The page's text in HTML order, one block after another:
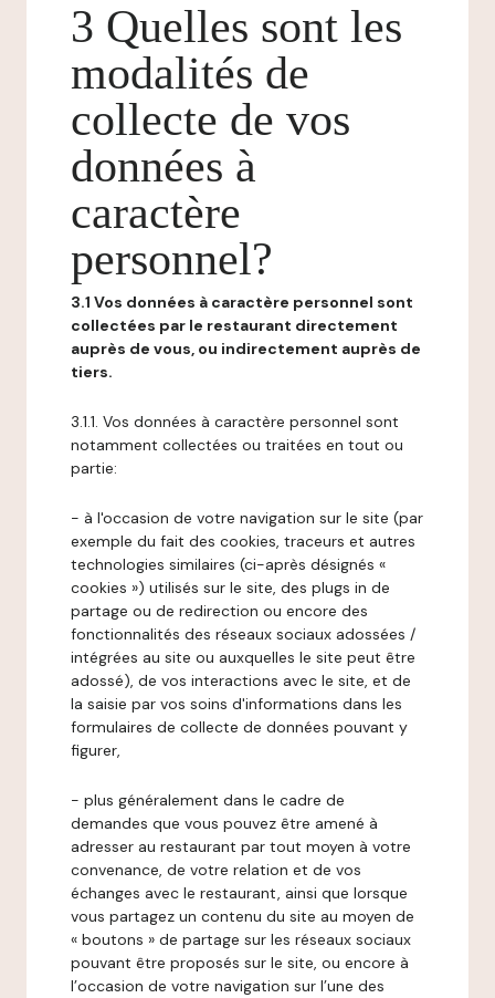
3 Quelles sont les
modalités de
collecte de vos
données à
caractère
personnel?
3.1 Vos données à caractère personnel sont
collectées par le restaurant directement
auprès de vous, ou indirectement auprès de
tiers.
3.1.1. Vos données à caractère personnel sont
notamment collectées ou traitées en tout ou
partie:
- à l'occasion de votre navigation sur le site (par
exemple du fait des cookies, traceurs et autres
technologies similaires (ci-après désignés «
cookies ») utilisés sur le site, des plugs in de
partage ou de redirection ou encore des
fonctionnalités des réseaux sociaux adossées /
intégrées au site ou auxquelles le site peut être
adossé), de vos interactions avec le site, et de
la saisie par vos soins d'informations dans les
formulaires de collecte de données pouvant y
figurer,
- plus généralement dans le cadre de
demandes que vous pouvez être amené à
adresser au restaurant par tout moyen à votre
convenance, de votre relation et de vos
échanges avec le restaurant, ainsi que lorsque
vous partagez un contenu du site au moyen de
« boutons » de partage sur les réseaux sociaux
pouvant être proposés sur le site, ou encore à
l’occasion de votre navigation sur l’une des